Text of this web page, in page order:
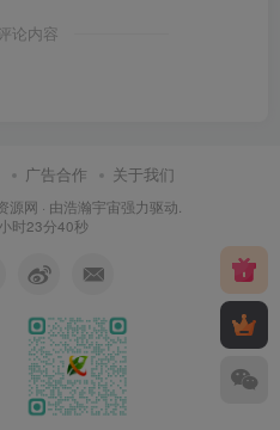
论内容
广告合作 关于我们
源网 · 由浩瀚宇宙强力驱动.
时23分41秒